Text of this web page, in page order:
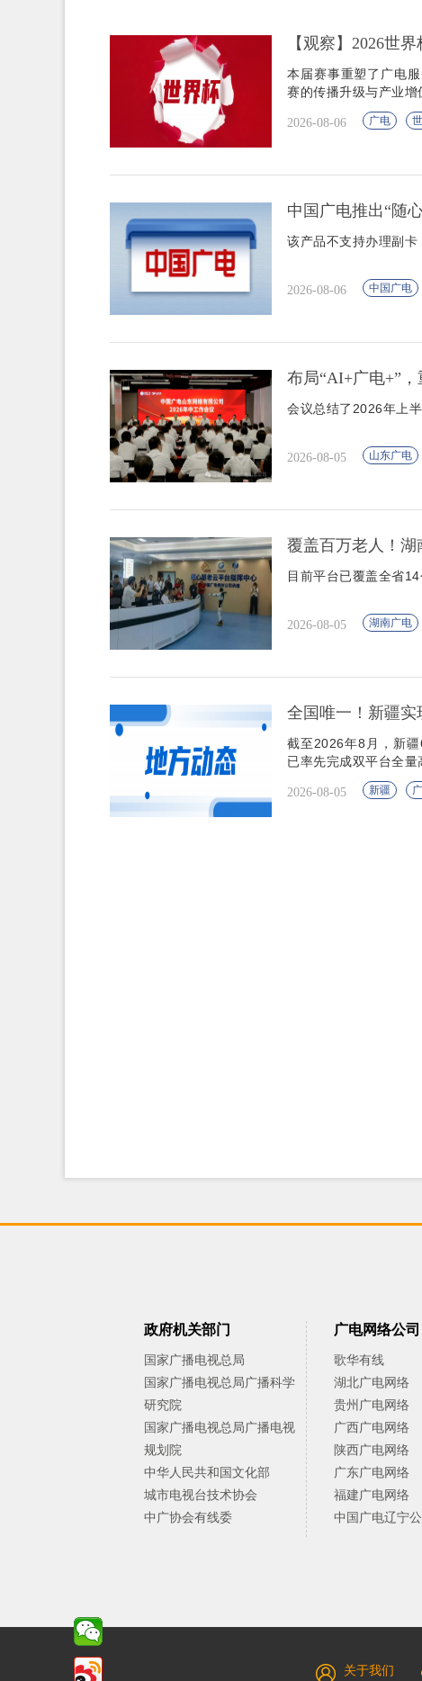
【观察】2026世
本届赛事重塑了广电
赛的传播升级与产业增
2026-08-06 广电
中国广电推出“随
该产品不支持办理副卡
2026-08-06 中国广电
布局“AI+广电+”
会议总结了2026年上
2026-08-05 山东广电
覆盖百万老人！
目前平台已覆盖全省
2026-08-05 湖南广电
全国唯一！新疆
截至2026年8月，新
已率先完成双平台全量
2026-08-05 新疆
政府机关部门
国家广播电视总局
国家广播电视总局广播科学
研究院
国家广播电视总局广播电视
规划院
中华人民共和国文化部
城市电视台技术协会
中广协会有线委
广电网络公司
歌华有线
湖北广电网络
贵州广电网络
广西广电网络
陕西广电网络
广东广电网络
福建广电网络
中国广电辽宁公
关于我们